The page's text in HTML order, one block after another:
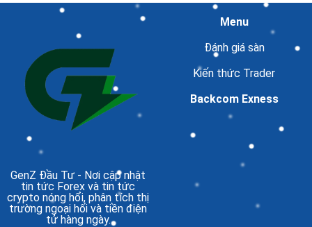
GenZ Đầu Tư - Nơi cập nhật
tin tức Forex và tin tức
crypto nóng hổi, phân tích thị
trường ngoại hối và tiền điện
tử hàng ngày.
Menu
Đánh giá sàn
Kiến thức Trader
Backcom Exness